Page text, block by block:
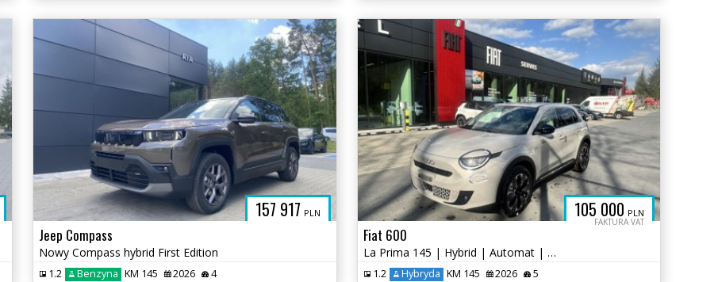
157 917 PLN
Jeep Compass
Nowy Compass hybrid First Edition
1.2 Benzyna KM 145 2026 4
105 000 PLN
FAKTURA VAT
Fiat 600
La Prima 145 | Hybrid | Automat | Nowy
1.2 Hybryda KM 145 2026 5